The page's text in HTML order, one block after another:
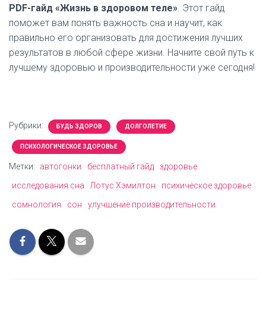
PDF-гайд «Жизнь в здоровом теле». Этот гайд
поможет вам понять важность сна и научит, как
правильно его организовать для достижения лучших
результатов в любой сфере жизни. Начните свой путь к
лучшему здоровью и производительности уже сегодня!
Рубрики: БУДЬ ЗДОРОВ ДОЛГОЛЕТИЕ
ПСИХОЛОГИЧЕСКОЕ ЗДОРОВЬЕ
Метки: автогонки бесплатный гайд
здоровье
исследования сна
Лотус Хэмилтон
психическое здоровье
сомнология
сон улучшение производительности